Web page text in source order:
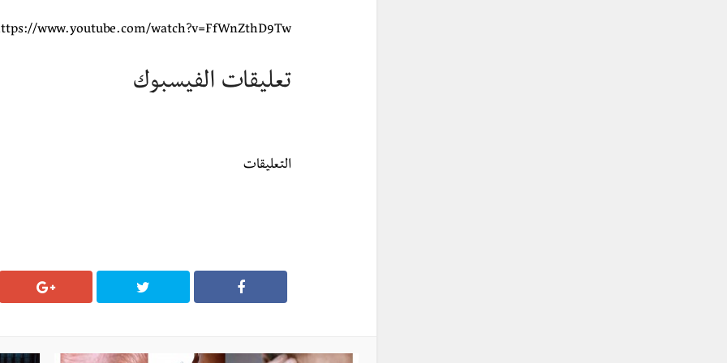
www.youtube.com/watch?v=FfWnZthD9Tw
تعليقات الفيسبوك
التعليقات